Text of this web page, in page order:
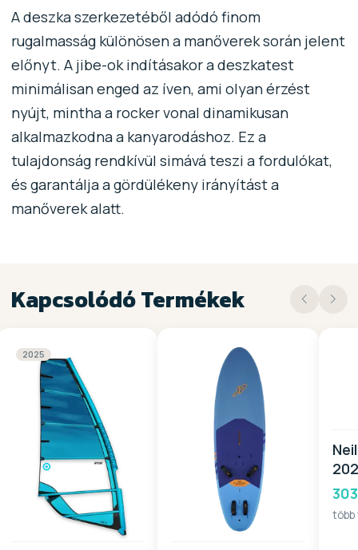
A deszka szerkezetéből adódó finom
rugalmasság különösen a manőverek során jelent
előnyt. A jibe-ok indításakor a deszkatest
minimálisan enged az íven, ami olyan érzést
nyújt, mintha a rocker vonal dinamikusan
alkalmazkodna a kanyarodáshoz. Ez a
tulajdonság rendkívül simává teszi a fordulókat,
és garantálja a gördülékeny irányítást a
manőverek alatt.
Kapcsolódó Termékek
2025